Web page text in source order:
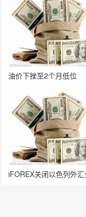
油价下挫至2个月低位
iFOREX关闭以色列外